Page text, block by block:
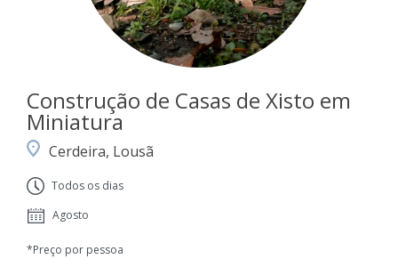
Construção de Casas de Xisto em
Miniatura
Cerdeira, Lousã
Todos os dias
Agosto
*Preço por pessoa